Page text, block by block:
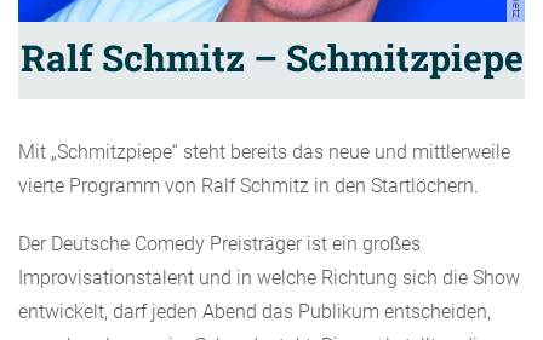
Ralf Schmitz – Schmitzpiepe
Mit „Schmitzpiepe“ steht bereits das neue und mittlerweile
vierte Programm von Ralf Schmitz in den Startlöchern.
Der Deutsche Comedy Preisträger ist ein großes
Improvisationstalent und in welche Richtung sich die Show
entwickelt, darf jeden Abend das Publikum entscheiden,